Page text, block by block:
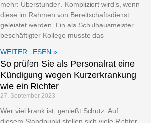
mehr: Überstunden. Kompliziert wird’s, wenn
diese im Rahmen von Bereitschaftsdienst
geleistet werden. Ein als Schulhausmeister
beschäftigter Kollege musste das
WEITER LESEN »
So prüfen Sie als Personalrat eine
Kündigung wegen Kurzerkrankung
wie ein Richter
27. September 2023
Wer viel krank ist, genießt Schutz. Auf
diesem Standpunkt stellen sich viele Richter